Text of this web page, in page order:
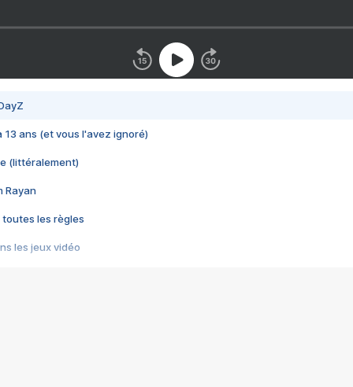
13 ans (et vous l'avez ignoré)
(littéralement)
Rayan
toutes les règles
les jeux vidéo